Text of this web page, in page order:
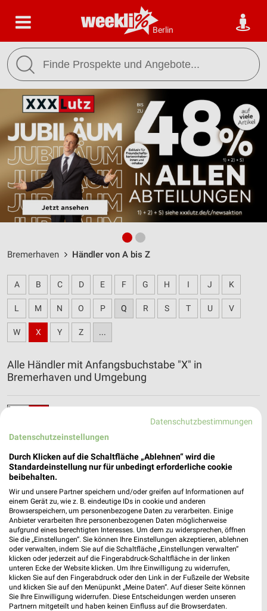
Berlin
Bremerhaven Händler von A bis Z
A B C D E F G H I J K
L M N O P Q R S T U V
W X Y Z ...
Alle Händler mit Anfangsbuchstabe "X" in
Bremerhaven und Umgebung
Noch mehr Angebote in
der weekli App!
Datenschutzbestimmungen
Datenschutzeinstellungen
Durch Klicken auf die Schaltfläche „Ablehnen“ wird die
Standardeinstellung nur für unbedingt erforderliche cookie
beibehalten.
Wir und unsere Partner speichern und/oder greifen auf Informationen auf
einem Gerät zu, wie z. B. eindeutige IDs in cookie und anderen
Browserspeichern, um personenbezogene Daten zu verarbeiten. Einige
Anbieter verarbeiten Ihre personenbezogenen Daten möglicherweise
aufgrund eines berechtigten Interesses. Um dem zu widersprechen, öffnen
Sie die „Einstellungen“. Sie können Ihre Einstellungen akzeptieren, ablehnen
oder verwalten, indem Sie auf die Schaltfläche „Einstellungen verwalten“
klicken oder jederzeit auf die Fingerabdruck-Schaltfläche in der linken
unteren Ecke der Website klicken. Um Ihre Einwilligung zu widerrufen,
klicken Sie auf den Fingerabdruck oder den Link in der Fußzeile der Website
und klicken Sie auf den Menüpunkt „Meine Daten“. Auf dieser Seite können
Sie Ihre Einwilligung widerrufen. Diese Entscheidungen werden unseren
Partnern mitgeteilt und haben keinen Einfluss auf die Browserdaten.